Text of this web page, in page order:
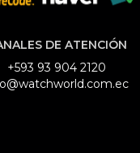
DE ATENCIÓN
+593 93 904 2120